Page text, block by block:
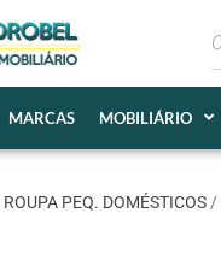
MARCAS MOBILIÁRIO
ROUPA PEQ. DOMÉSTICOS/